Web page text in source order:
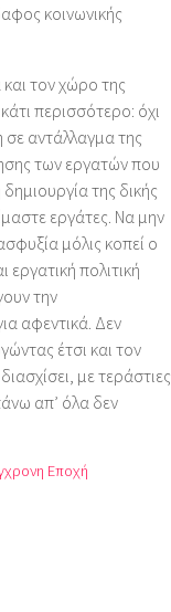
κοινωνικής
τον χώρο της
περισσότερο: όχι
αντάλλαγμα της
των εργατών που
της δικής
εργάτες. Να μην
μόλις κοπεί ο
πολιτική
την
αφεντικά. Δεν
έτσι και τον
με τεράστιες
απ’ όλα δεν
Εποχή